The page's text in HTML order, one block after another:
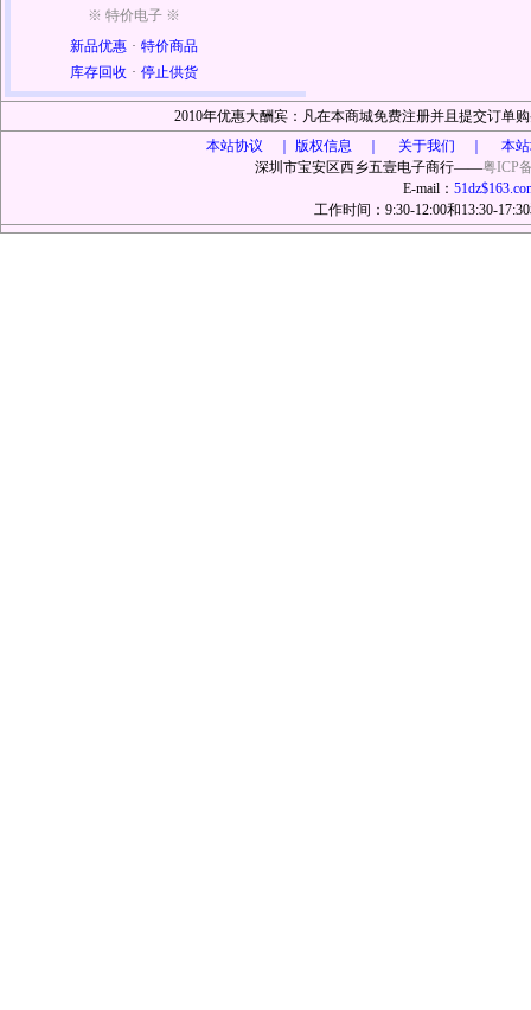
※ 特价电子 ※
新品优惠 · 特价商品
库存回收 · 停止供货
2010年优惠大酬宾：凡在本商城免费注册并且提交订单
本站协议 ｜
版权信息 ｜ 关于我们 ｜ 本
深圳市宝安区西乡五壹电子商行——粤ICP
E-mail：
工作时间：9:30-12:00和13:30-